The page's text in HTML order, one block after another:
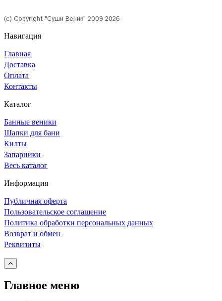
(с) Copyright "Суши Веник" 2009-2026
Навигация
Главная
Доставка
Оплата
Контакты
Каталог
Банные веники
Шапки для бани
Килты
Запарники
Весь каталог
Информация
Публичная оферта
Пользовательское соглашение
Политика обработки персональных данных
Возврат и обмен
Реквизиты
Главное меню